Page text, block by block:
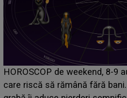
Emanuel a ținut ACEST
acum! În fața Alexandrei,